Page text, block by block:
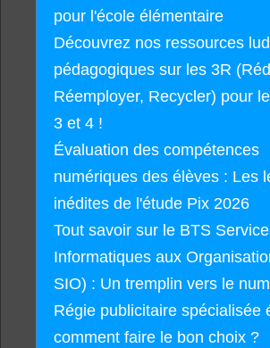
pour l'école élémentaire
Découvrez nos ressources
pédagogiques sur les 3R
Réemployer, Recycler) pour
3 et 4 !
Évaluation des compétences
numériques des élèves : Les
inédites de l'étude Pix 2026
Tout savoir sur le BTS
Informatiques aux
SIO) : Un tremplin vers le
Régie publicitaire spécialisée
comment faire le bon choix ?